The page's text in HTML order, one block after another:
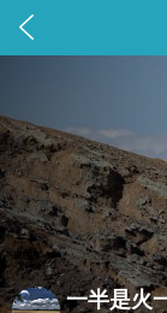

一半是火